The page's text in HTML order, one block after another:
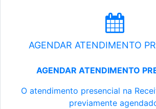
AGENDAR ATENDIMENTO
AGENDAR ATENDIMENTO
O atendimento presencial na
previamente